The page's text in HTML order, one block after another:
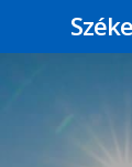
Üss